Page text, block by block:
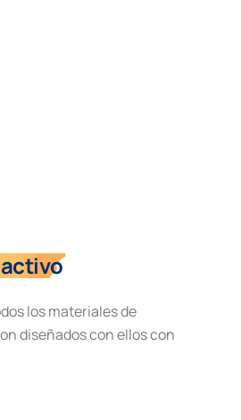
los materiales de
diseñados con ellos con